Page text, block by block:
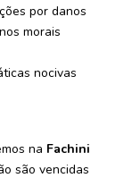
por danos
morais
nocivas
na Fachini
são vencidas